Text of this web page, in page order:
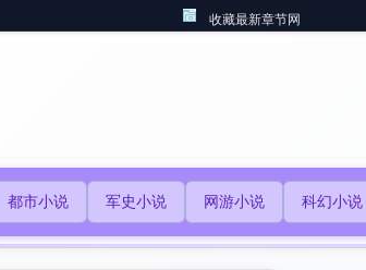
收藏最新章节网
都市小说 军史小说 网游小说 科幻小说